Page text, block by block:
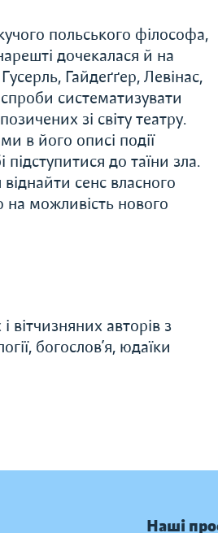
польського філософа,
дочекалася й на
Гайдеґґер, Левінас,
систематизувати
зі світу театру.
в його описі події
до таїни зла.
сенс власного
на можливість нового
вітчизняних авторів з
богослов’я, юдаїки
Наші